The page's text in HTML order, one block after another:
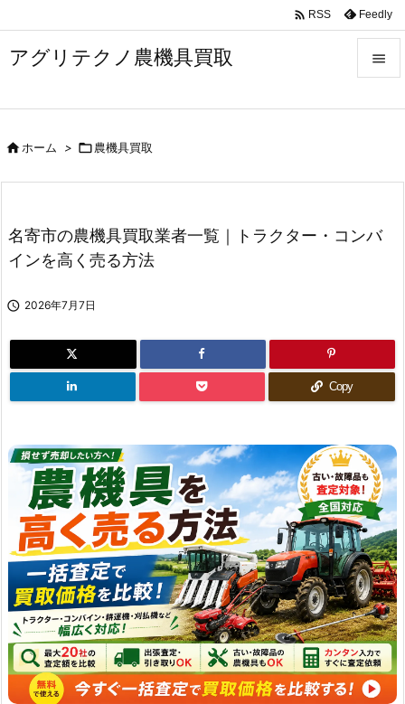
アグリテクノ農機具買取 


 RSS Feedly
ホーム > 農機具買取
名寄市の農機具買取業者一覧｜トラクター・コンバ
インを高く売る方法
 2026年7月7日
Copy